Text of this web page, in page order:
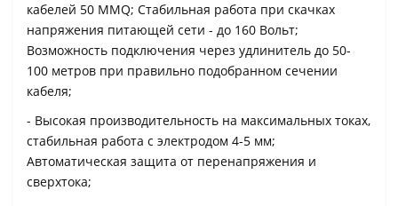
кабелей 50 MMQ; Стабильная работа при скачках
напряжения питающей сети - до 160 Вольт;
Возможность подключения через удлинитель до 50-
100 метров при правильно подобранном сечении
кабеля;
- Высокая производительность на максимальных токах,
стабильная работа с электродом 4-5 мм;
Автоматическая защита от перенапряжения и
сверхтока;